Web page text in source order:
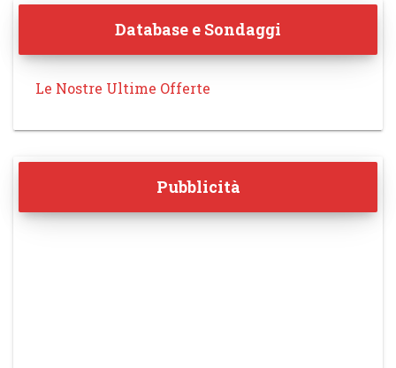
Database e Sondaggi
Le Nostre Ultime Offerte
Pubblicità